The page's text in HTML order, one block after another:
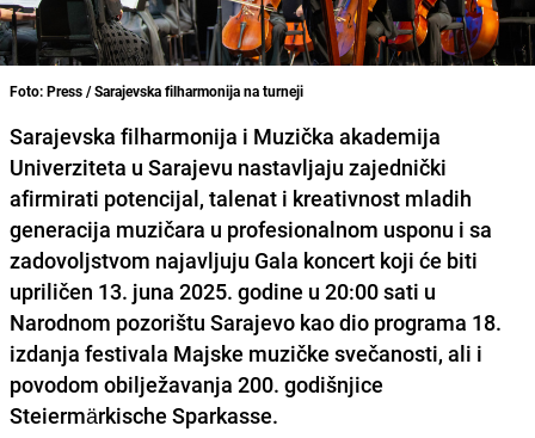
Foto: Press / Sarajevska filharmonija na turneji
Sarajevska filharmonija i Muzička akademija
Univerziteta u Sarajevu nastavljaju zajednički
afirmirati potencijal, talenat i kreativnost mladih
generacija muzičara u profesionalnom usponu i sa
zadovoljstvom najavljuju Gala koncert koji će biti
upriličen 13. juna 2025. godine u 20:00 sati u
Narodnom pozorištu Sarajevo kao dio programa 18.
izdanja festivala Majske muzičke svečanosti, ali i
povodom obilježavanja 200. godišnjice
Steiermärkische Sparkasse.